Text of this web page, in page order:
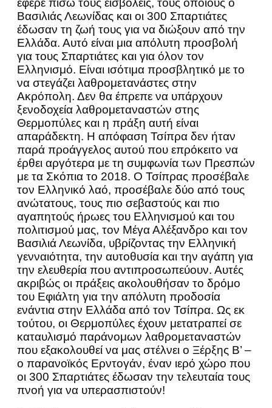
έφερε πίσω τους εισβολείς, τους οποίους ο
Βασιλιάς Λεωνίδας και οι 300 Σπαρτιάτες
έδωσαν τη ζωή τους για να διώξουν από την
Ελλάδα. Αυτό είναι μια απόλυτη προσβολή
για τους Σπαρτιάτες και για όλον τον
Ελληνισμό. Είναι ισότιμα προσβλητικό με το
να στεγάζει λαθρομετανάστες στην
Ακρόπολη. Δεν θα έπρεπε να υπάρχουν
ξενοδοχεία λαθρομεταναστών στης
Θερμοπύλες και η πράξη αυτή είναι
απαράδεκτη. Η απόφαση Τσίπρα δεν ήταν
παρά προάγγελος αυτού που επρόκειτο να
έρθει αργότερα με τη συμφωνία των Πρεσπών
με τα Σκόπια το 2018. Ο Τσίπρας προσέβαλε
τον Ελληνικό λαό, προσέβαλε δύο από τους
ανώτατους, τους πιο σεβαστούς και πιο
αγαπητούς ήρωες του Ελληνισμού και του
πολιτισμού μας, τον Μέγα Αλέξανδρο και τον
Βασιλιά Λεωνίδα, υβρίζοντας την Ελληνική
γενναιότητα, την αυτοθυσία και την αγάπη για
την ελευθερία που αντιπροσωπεύουν. Αυτές
ακριβώς οι πράξεις ακολουθήσαν το δρόμο
του Εφιάλτη για την απόλυτη προδοσία
ενάντια στην Ελλάδα από τον Τσίπρα. Ως εκ
τούτου, οι Θερμοπύλες έχουν μετατραπεί σε
καταυλισμό παράνομων λαθρομεταναστών
που εξακολουθεί να μας στέλνει ο Ξέρξης Β’ –
ο παρανοϊκός Ερντογάν, έναν ιερό χώρο που
οι 300 Σπαρτιάτες έδωσαν την τελευταία τους
πνοή για να υπερασπιστούν!